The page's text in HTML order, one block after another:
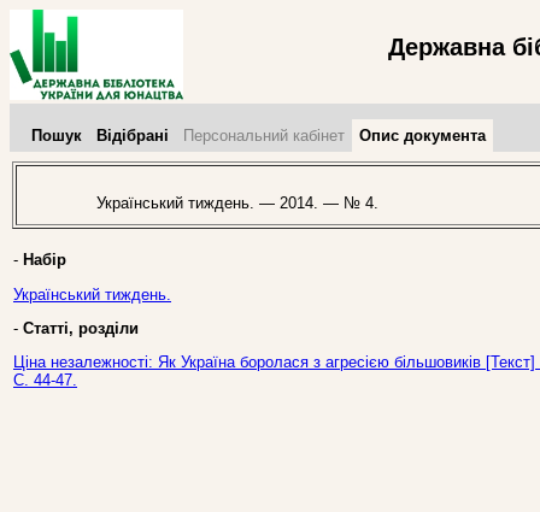
Державна
Пошук Відібрані Персональний кабінет Опис документа
Український тиждень. — 2014. — № 4.
- Набір
Український тиждень.
- Статті, розділи
Ціна незалежності: Як Україна боролася з агресією більшовиків
С. 44-47.